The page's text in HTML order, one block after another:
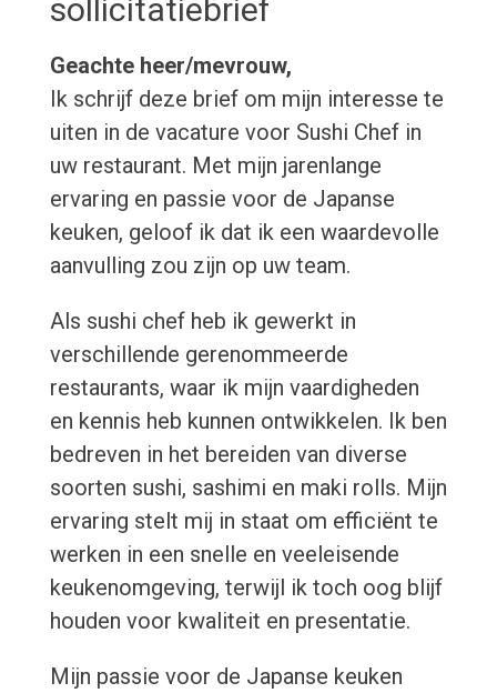
sollicitatiebrief
Geachte heer/mevrouw,
Ik schrijf deze brief om mijn interesse te
uiten in de vacature voor Sushi Chef in
uw restaurant. Met mijn jarenlange
ervaring en passie voor de Japanse
keuken, geloof ik dat ik een waardevolle
aanvulling zou zijn op uw team.
Als sushi chef heb ik gewerkt in
verschillende gerenommeerde
restaurants, waar ik mijn vaardigheden
en kennis heb kunnen ontwikkelen. Ik ben
bedreven in het bereiden van diverse
soorten sushi, sashimi en maki rolls. Mijn
ervaring stelt mij in staat om efficiënt te
werken in een snelle en veeleisende
keukenomgeving, terwijl ik toch oog blijf
houden voor kwaliteit en presentatie.
Mijn passie voor de Japanse keuken